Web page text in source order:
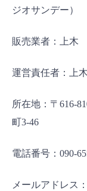
ジオサンデー）
販売業者：上木
運営責任者：上
所在地：〒616-
町3-46
電話番号：090-
メールアドレス